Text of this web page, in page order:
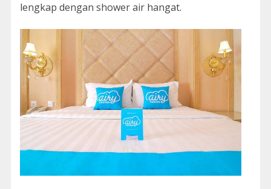
lengkap dengan shower air hangat.